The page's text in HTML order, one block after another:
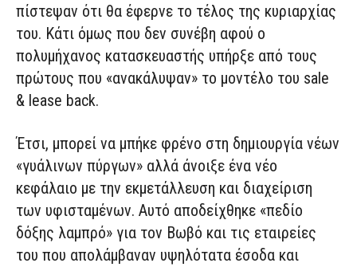
πίστεψαν ότι θα έφερνε το τέλος της κυριαρχίας
του. Κάτι όμως που δεν συνέβη αφού ο
πολυμήχανος κατασκευαστής υπήρξε από τους
πρώτους που «ανακάλυψαν» το μοντέλο του sale
& lease back.
Έτσι, μπορεί να μπήκε φρένο στη δημιουργία νέων
«γυάλινων πύργων» αλλά άνοιξε ένα νέο
κεφάλαιο με την εκμετάλλευση και διαχείριση
των υφισταμένων. Αυτό αποδείχθηκε «πεδίο
δόξης λαμπρό» για τον Βωβό και τις εταιρείες
του που απολάμβαναν υψηλότατα έσοδα και